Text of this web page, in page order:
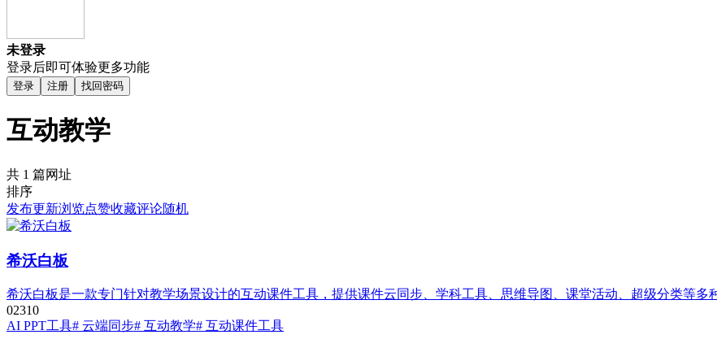
未登录
登录后即可体验更多功能
登录 注册 找回密码
互动教学
共 1 篇网址
排序
发布更新浏览点赞收藏评论随机
希沃白板
希沃白板是一款专门针对教学场景设计的互动课件工具，提供课件云同步、学科工具、思维导图、课堂活动、超级分类等多
02310
AI PPT工具# 云端同步# 互动教学# 互动课件工具